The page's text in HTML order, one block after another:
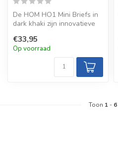
De HOM HO1 Mini Briefs in
dark khaki zijn innovatieve
met...
€33,95
Op voorraad
Toon 1 - 6